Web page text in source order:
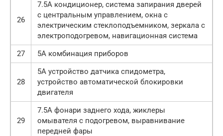
26
7.5А кондиционер, система запирания дверей
с центральным управлением, окна с
электрическим стеклоподъемником, зеркала с
электроподогревом, навигационная система
27
5А комбинация приборов
28
5А устройство датчика спидометра,
устройство автоматической блокировки
двигателя
29
7.5А фонари заднего хода, жиклеры
омывателя с подогревом, выравнивание
передней фары